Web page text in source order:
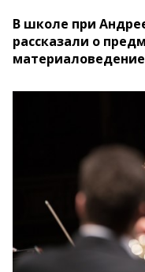
В школе при
рассказали о